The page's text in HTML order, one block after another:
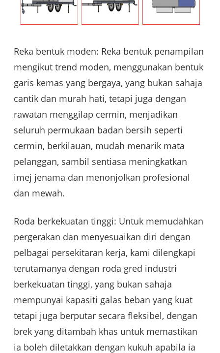
Reka bentuk moden: Reka bentuk penampilan
mengikut trend moden, menggunakan bentuk
garis kemas yang bergaya, yang bukan sahaja
cantik dan murah hati, tetapi juga dengan
rawatan menggilap cermin, menjadikan
seluruh permukaan badan bersih seperti
cermin, berkilauan, mudah menarik mata
pelanggan, sambil sentiasa meningkatkan
imej jenama dan menonjolkan profesional
dan mewah.
Roda berkekuatan tinggi: Untuk memudahkan
pergerakan dan menyesuaikan diri dengan
pelbagai persekitaran kerja, kami dilengkapi
terutamanya dengan roda gred industri
berkekuatan tinggi, yang bukan sahaja
mempunyai kapasiti galas beban yang kuat
tetapi juga berputar secara fleksibel, dengan
brek yang ditambah khas untuk memastikan
ia boleh diletakkan dengan kukuh apabila ia